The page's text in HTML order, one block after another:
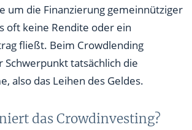
um die Finanzierung gemeinnütziger
oft keine Rendite oder ein
fließt. Beim Crowdlending
Schwerpunkt tatsächlich die
also das Leihen des Geldes.
das Crowdinvesting?